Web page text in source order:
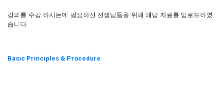
강의를 수강 하시는데 필요하신 선생님들을 위해 해당 자료를 업로드하였
습니다.
Basic Principles & Procedure